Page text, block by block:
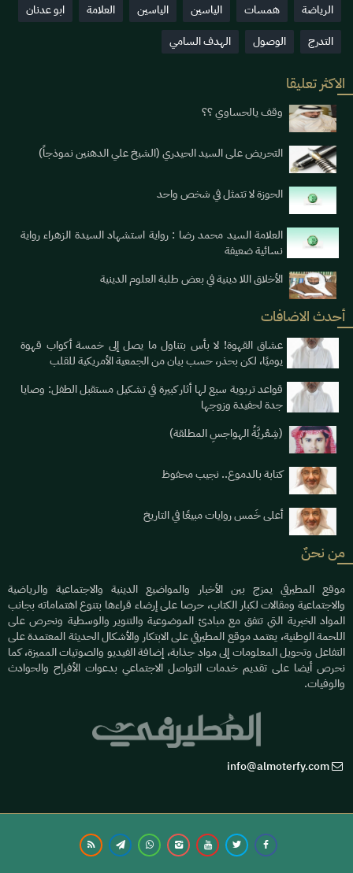
الرياضة
همسات الياسين الياسين العلامة
ابو عدنان
التدرج
الوصول الهدف السامي
الاكثر تعليقا
وقف يالحساوي ؟؟
التحريض على السيد الحيدري (الشيخ علي الدهنين نموذجاً)
الحوزة لا تتمثل في شخص واحد
العلامة السيد محمد رضا : رواية استشهاد السيدة الزهراء رواية
نسائية ضعيفة
الأخلاق اللا دينية في بعض طلبة العلوم الدينية
أحدث الاضافات
عشاق القهوة! لا بأس بتناول ما يصل إلى خمسة أكواب قهوة
يوميََا، لكن بحذر، حسب بيان من الجمعية الأمريكية للقلب
قواعد تربوية سبع لها أثار كبيرة في تشكيل مستقبل الطفل: وصايا
جدة لحفيدة وزوجها
(شِعْريَّةُ الهواجسِ المطلقة)
كتابة بالدموع.. نجيب محفوظ
أعلى خَمس روايات مبيعًا في التاريخ
من نحنٌ
موقع المطيرفي يمزج بين الأخبار والمواضيع الدينية والاجتماعية والرياضية
والاجتماعية ومقالات لكبار الكتاب، حرصا على إرضاء قراءها بتنوع اهتماماته بجانب
المواد الخبرية التي تتفق مع مبادئ الموضوعية والتنوير والوسطية ونحرص على
اللحمة الوطنية، يعتمد موقع المطيرفي على الابتكار والأشكال الحديثة المعتمدة على
التفاعل وتحويل المعلومات إلى مواد جذابة، إضافة الفيديو والصوتيات المميزة، كما
نحرص أيضا على تقديم خدمات التواصل الاجتماعي بدعوات الأفراح والحوادث
والوفيات.
info@almoterfy.com